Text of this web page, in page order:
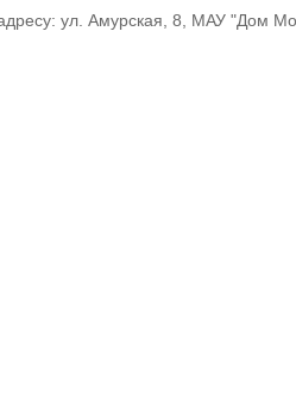
ул. Амурская, 8, МАУ "Дом